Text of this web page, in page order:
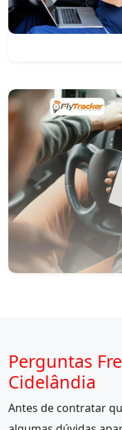
Perguntas
Cidelândia
Antes de contratar